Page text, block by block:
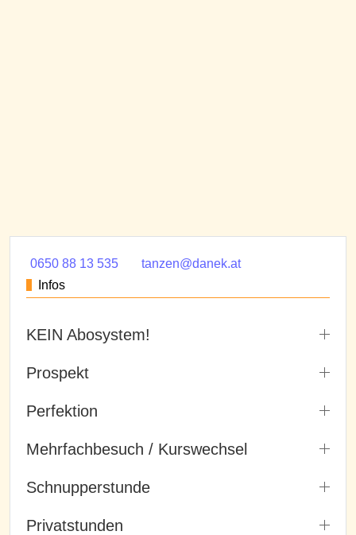
0650 88 13 535
tanzen@danek.at
Infos
KEIN Abosystem!
Prospekt
Perfektion
Mehrfachbesuch / Kurswechsel
Schnupperstunde
Privatstunden